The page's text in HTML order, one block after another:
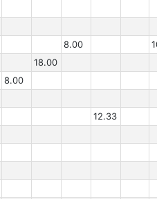
8.00
18.00
8.00
12.33